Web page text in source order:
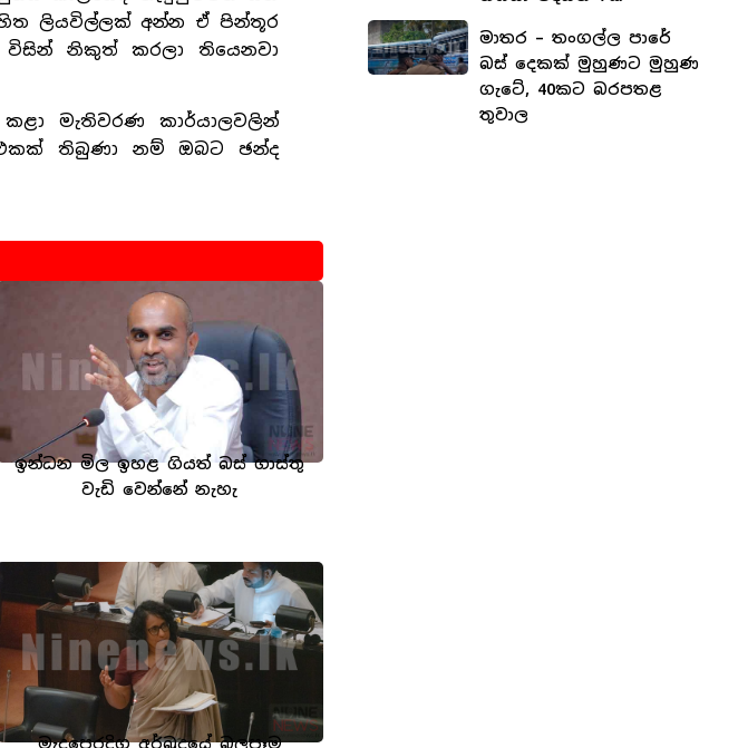
ලියවිල්ලක් අන්න ඒ පින්තූර
නිකුත් කරලා තියෙනවා
මැතිවරණ කාර්යාලවලින්
තිබුණා නම් ඔබට ඡන්ද
ඉන්ධන මිල ඉහළ ගියත් බස් ගාස්තු
වැඩි වෙන්නේ නැහැ
මැදපෙරදිග අර්බුදයේ බලපෑම
මාතර – තංගල්ල පාරේ
බස් දෙකක් මුහුණට මුහුණ
ගැටේ, 40කට බරපතළ
තුවාල